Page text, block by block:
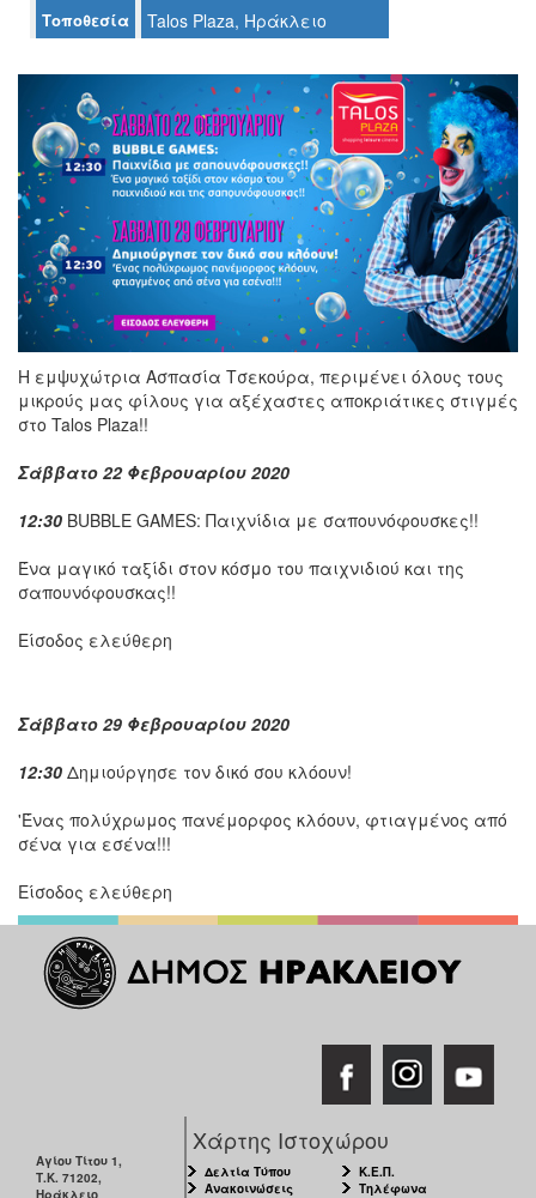
ΤΟΠΟΣ
ΜΑΣ
ΔΗΜΟΣ
ΠΟΛΙΤΙΣΜΟΣ
ΑΝΘΕΚΤΙΚΗ
ΠΟΛΗ
Τοποθεσία Talos Plaza, Ηράκλειο
Η εμψυχώτρια Ασπασία Τσεκούρα, περιμένει όλους τους
μικρούς μας φίλους για αξέχαστες αποκριάτικες στιγμές
στο Talos Plaza!!
Σάββατο 22 Φεβρουαρίου 2020
12:30 BUBBLE GAMES: Παιχνίδια με σαπουνόφουσκες!!
Ένα μαγικό ταξίδι στον κόσμο του παιχνιδιού και της
σαπουνόφουσκας!!
Είσοδος ελεύθερη
Σάββατο 29 Φεβρουαρίου 2020
12:30 Δημιούργησε τον δικό σου κλόουν!
'Ένας πολύχρωμος πανέμορφος κλόουν, φτιαγμένος από
σένα για εσένα!!!
Είσοδος ελεύθερη
Αγίου Τίτου 1,
Τ.Κ. 71202,
Ηράκλειο
Χάρτης Ιστοχώρου
Δελτία Τύπου
Ανακοινώσεις
Κ.Ε.Π.
Τηλέφωνα